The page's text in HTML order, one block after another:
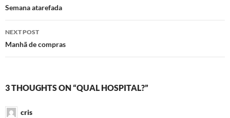
navigation
Semana atarefada
NEXT POST
Manhã de compras
3 THOUGHTS ON “QUAL HOSPITAL?”
cris